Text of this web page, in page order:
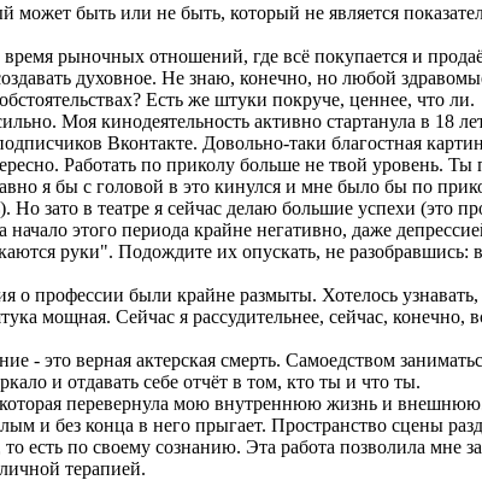
быть или не быть, который не является
рыночных отношений, где всё покупается и
духовное. Не знаю, конечно, но любой
Есть же штуки покруче, ценнее, что ли.
Моя кинодеятельность активно стартанула в 18
Вконтакте. Довольно-таки благостная
Работать по приколу больше не твой уровень.
я бы с головой в это кинулся и мне было бы по
Но зато в театре я сейчас делаю большие успехи (это
этого периода крайне негативно, даже
руки". Подождите их опускать, не разобравшись:
о профессии были крайне размыты. Хотелось
мощная. Сейчас я рассудительнее, сейчас,
- это верная актерская смерть. Самоедством
и отдавать себе отчёт в том, кто ты и что ты.
перевернула мою внутреннюю жизнь и
и без конца в него прыгает. Пространство сцены
есть по своему сознанию. Эта работа позволила мне
терапией.